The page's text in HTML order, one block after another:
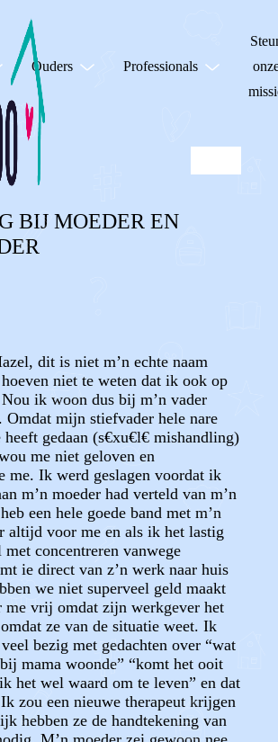
Ouders Professionals
BIJ MOEDER EN
dit is niet m’n echte naam
niet te weten dat ik ook op
ik woon dus bij m’n vader
Omdat mijn stiefvader hele nare
gedaan (s€xu€l€ mishandling)
me niet geloven en
me. Ik werd geslagen voordat ik
m’n moeder had verteld van m’n
een hele goede band met m’n
altijd voor me en als ik het lastig
met concentreren vanwege
ie direct van z’n werk naar huis
we niet superveel geld maakt
me vrij omdat zijn werkgever het
ze van de situatie weet. Ik
bezig met gedachten over “wat
mama woonde” “komt het ooit
het wel waard om te leven” en dat
zou een nieuwe therapeut krijgen
hebben ze de handtekening van